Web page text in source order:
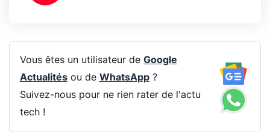
Vous êtes un utilisateur de Google
Actualitésou de WhatsApp?
Suivez-nous pour ne rien rater de l'actu
tech !